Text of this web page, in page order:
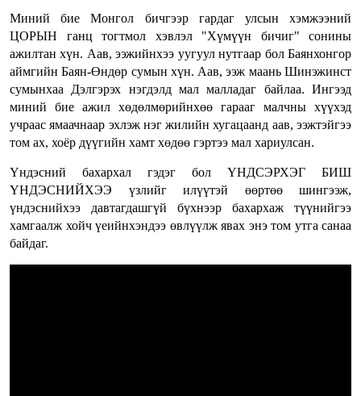
Миний бие Монгол бичгээр гардаг улсын хэмжээний
ЦОРЫН ганц тогтмол хэвлэл "Хүмүүн бичиг" сонины
ажилтан хүн. Аав, ээжийнхээ уугуул нутгаар бол Баянхонгор
аймгийн Баян-Өндөр сумын хүн. Аав, ээж маань Шинэжинст
сумынхаа Дэлгэрэх нэгдэлд мал малладаг байлаа. Ингээд
миний бие ажил хөдөлмөрийнхөө гарааг малчны хүүхэд
учраас ямаачнаар эхлэж нэг жилийн хугацаанд аав, ээжтэйгээ
том ах, хоёр дүүгийн хамт хөдөө гэртээ мал хариулсан.
Үндэсний бахархал гэдэг бол ҮНДСЭРХЭГ БИШ
ҮНДЭСНИЙХЭЭ үзлийг илүүтэй өөртөө шингээж,
үндэснийхээ давтагдашгүй бүхнээр бахархаж түүнийгээ
хамгаалж хойч үеийнхэндээ өвлүүлж явах энэ том утга санаа
байдаг.